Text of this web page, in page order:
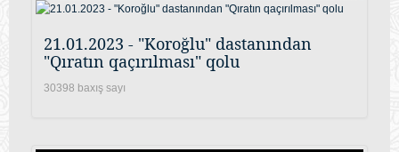
21.01.2023 - "Koroğlu" dastanından
"Qıratın qaçırılması" qolu
30398 baxış sayı